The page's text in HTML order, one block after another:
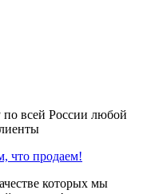
по всей России любой
что продаем!
которых мы